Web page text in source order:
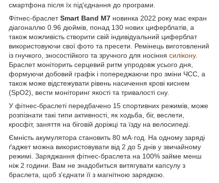
смартфона після їх під'єднання до програми.
Фітнес-браслет Smart Band M7 новинка 2022 року має екран
діагоналлю 0.96 дюймів, понад 130 нових циферблатів, а
також можливість створити свій індивідуальний циферблат
використовуючи свої фото та пресети. Ремінець виготовлений
із гнучкого, зносостійкого та зручного для носіння силікону.
Браслет моніторить серцевий ритм упродовж усього дня,
формуючи добовий графік і попереджаючи про зміни ЧСС, а
також може відстежувати рівень насичення крові киснем
(SpO2), вести моніторинг якості та тривалості сну.
У фітнес-браслеті передбачено 15 спортивних режимів, може
розпізнати такі типи активності, як ходьба, біг, веслети,
кросфіт, заняття на біговій доріжці та їзду на велосипеді.
Ємність акумулятора становить 80 мА·год. На одному заряді
ґаджет можна використовувати від 2 до 5 днів у звичайному
режимі. Заряджання фітнес-браслета на 100% займе менш
ніж 2 години. Вам не знадобиться витягувати капсулу з
браслета, щоб з'єднати її з магнітною зарядкою.